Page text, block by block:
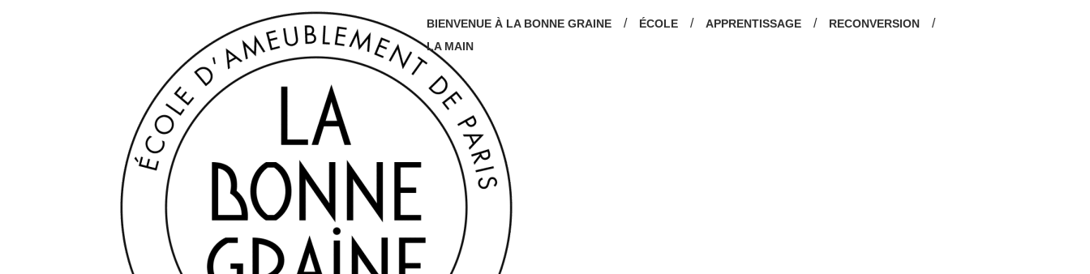
CFA LA BONNE GRAINE
École d'ameublement de Paris
BIENVENUE À LA BONNE GRAINE / ÉCOLE / APPRENTISSAGE / RECONVERSION /
LA MAIN